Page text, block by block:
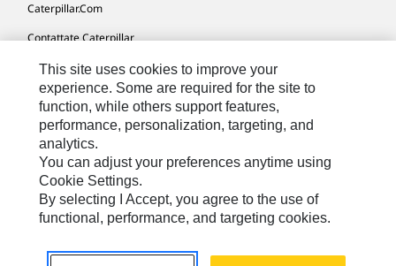
Caterpillar.com
Contattate Caterpillar
Le Mie Preferenze Di Marketing
Mappa Del Sito
Cookie Settings
Informazioni Legali
Tutela Della Privacy
Europe - Italian© 2026 Caterpillar. Tutti i diritti riservati.
This site uses cookies to improve your
experience. Some are required for the site to
function, while others support features,
performance, personalization, targeting, and
analytics.
You can adjust your preferences anytime using
Cookie Settings.
By selecting I Accept, you agree to the use of
functional, performance, and targeting cookies.